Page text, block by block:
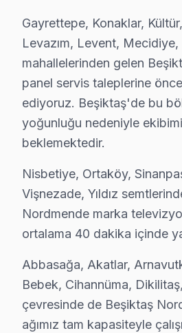
Bu sayfayla ilgili hizmet sayfaları:
↑ Nordmende Servis Ana
↑ Beşiktaş TV Servis Merkezi
Beşiktaş Yakın İlçelerde
· Arnavutköy Nordmende
· Avcılar Nordmende
· Bağcılar Nordmende
· Bahçelievler Nordmende
· Bakırköy Nordmende
· Başakşehir Nordmende
· Bayrampaşa Nordmende
· Beylikdüzü Nordmende
Gayrettepe, Konaklar,
Levazım, Levent,
mahallelerinden gelen
panel servis taleplerine
ediyoruz. Beşiktaş'de bu
yoğunluğu nedeniyle
beklemektedir.
Nisbetiye, Ortaköy,
Vişnezade, Yıldız
Nordmende marka
ortalama 40 dakika içinde
Abbasağa, Akatlar,
Bebek, Cihannüma,
çevresinde de Beşiktaş
ağımız tam kapasiteyle